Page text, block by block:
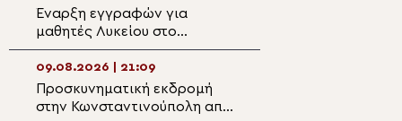
θρησκευτικότητας
Έναρξη εγγραφών για
μαθητές Λυκείου στο
Κοινωνικό Φροντιστήριο της
Μητρόπολης Μαρωνείας και
Κομοτηνής
09.08.2026 | 21:09
Προσκυνηματική εκδρομή
στην Κωνσταντινούπολη από